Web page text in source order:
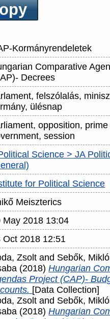
Kormányrendeletek
Comparative
Decrees
felszólalás,
ülésnap
opposition,
session
Science > JA
for Political Science
Meiszterics
May 2018 13:04
Oct 2018 12:51
Zsolt and Sebők,
(2018)Hungarian
Project (CAP)-
[Data Collection]
Zsolt and Sebők,
(2018)Hungarian